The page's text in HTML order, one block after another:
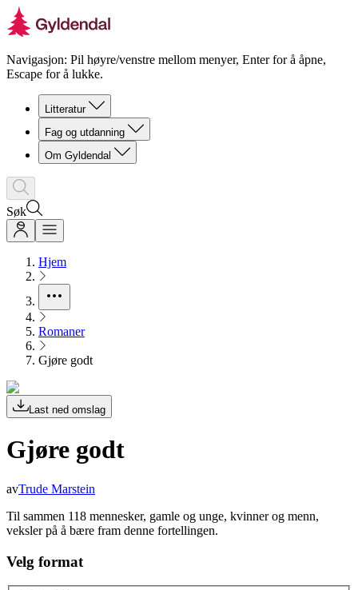
Navigasjon: Pil høyre/venstre mellom menyer, Enter for å åpne,
Escape for å lukke.
Litteratur
Fag og utdanning
Om Gyldendal
Søk
Hjem
Romaner
Gjøre godt
Last ned omslag
Gjøre godt
avTrude Marstein
Til sammen 118 mennesker, gamle og unge, kvinner og menn,
veksler på å bære fram denne fortellingen.
Velg format